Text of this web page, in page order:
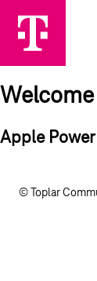
Apple
© Toplar